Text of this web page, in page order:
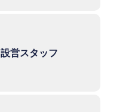
設営スタッフ